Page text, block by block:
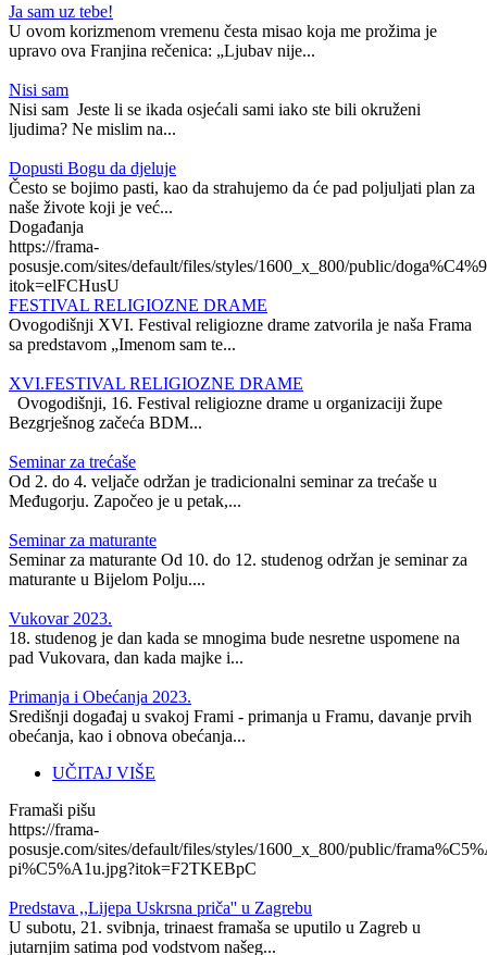
Ja sam uz tebe!
U ovom korizmenom vremenu česta misao koja me prožima je
upravo ova Franjina rečenica: „Ljubav nije...
Nisi sam
Nisi sam Jeste li se ikada osjećali sami iako ste bili okruženi
ljudima? Ne mislim na...
Dopusti Bogu da djeluje
Često se bojimo pasti, kao da strahujemo da će pad poljuljati plan za
naše živote koji je već...
Događanja
https://frama-
posusje.com/sites/default/files/styles/1600_x_800/public/
itok=elFCHusU
FESTIVAL RELIGIOZNE DRAME
Ovogodišnji XVI. Festival religiozne drame zatvorila je naša Frama
sa predstavom „Imenom sam te...
XVI.FESTIVAL RELIGIOZNE DRAME
Ovogodišnji, 16. Festival religiozne drame u organizaciji župe
Bezgrješnog začeća BDM...
Seminar za trećaše
Od 2. do 4. veljače održan je tradicionalni seminar za trećaše u
Međugorju. Započeo je u petak,...
Seminar za maturante
Seminar za maturante Od 10. do 12. studenog održan je seminar za
maturante u Bijelom Polju....
Vukovar 2023.
18. studenog je dan kada se mnogima bude nesretne uspomene na
pad Vukovara, dan kada majke i...
Primanja i Obećanja 2023.
Središnji događaj u svakoj Frami - primanja u Framu, davanje prvih
obećanja, kao i obnova obećanja...
UČITAJ VIŠE
Framaši pišu
https://frama-
posusje.com/sites/default/files/styles/1600_x_800/public/
pi%C5%A1u.jpg?itok=F2TKEBpC
Predstava ,,Lijepa Uskrsna priča'' u Zagrebu
U subotu, 21. svibnja, trinaest framaša se uputilo u Zagreb u
jutarnjim satima pod vodstvom našeg...